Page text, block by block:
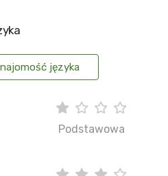
języka
Podstawowa